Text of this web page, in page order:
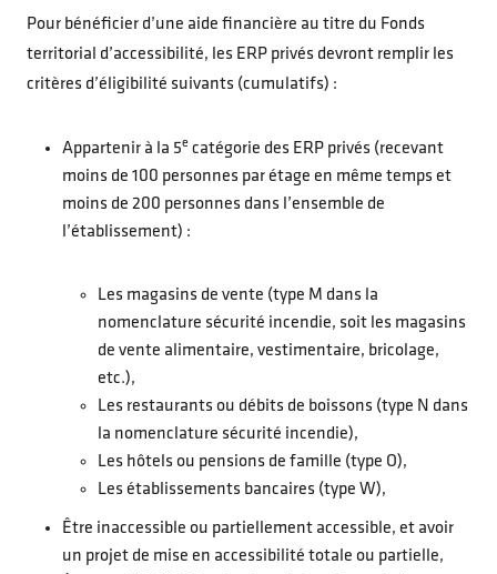
Pour bénéficier d’une aide financière au titre du Fonds
territorial d’accessibilité, les ERP privés devront remplir les
critères d’éligibilité suivants (cumulatifs) :
Appartenir à la 5e catégorie des ERP privés (recevant
moins de 100 personnes par étage en même temps et
moins de 200 personnes dans l’ensemble de
l’établissement) :
Les magasins de vente (type M dans la
nomenclature sécurité incendie, soit les magasins
de vente alimentaire, vestimentaire, bricolage,
etc.),
Les restaurants ou débits de boissons (type N dans
la nomenclature sécurité incendie),
Les hôtels ou pensions de famille (type O),
Les établissements bancaires (type W),
Être inaccessible ou partiellement accessible, et avoir
un projet de mise en accessibilité totale ou partielle,